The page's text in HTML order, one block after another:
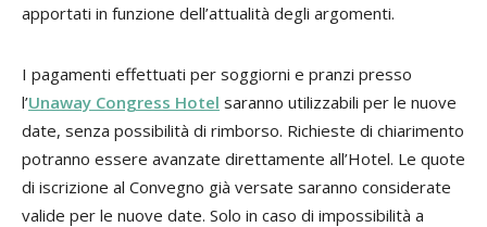
apportati in funzione dell’attualità degli argomenti.
I pagamenti effettuati per soggiorni e pranzi presso
l’Unaway Congress Hotel saranno utilizzabili per le nuove
date, senza possibilità di rimborso. Richieste di chiarimento
potranno essere avanzate direttamente all’Hotel. Le quote
di iscrizione al Convegno già versate saranno considerate
valide per le nuove date. Solo in caso di impossibilità a